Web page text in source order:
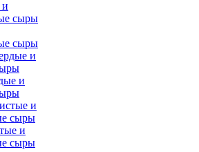
сыры
и
и
сыры